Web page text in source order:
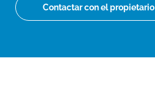
Contactar con el propietario